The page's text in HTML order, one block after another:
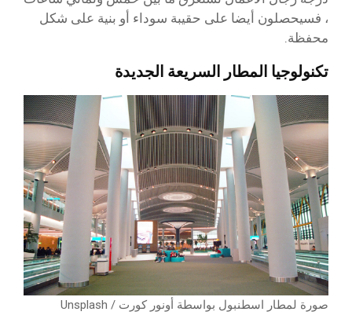
، فسيحصلون أيضا على حقيبة سوداء أو بنية على شكل
محفظة.
تكنولوجيا المطار السريعة الجديدة
صورة لمطار اسطنبول بواسطة أونور كورت / Unsplash